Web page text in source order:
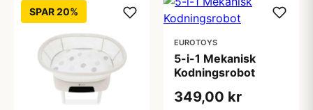
SPAR 20%
EUROTOYS
5-i-1 Mekanisk
Kodningsrobot
349,00 kr